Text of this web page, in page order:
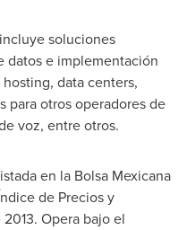
soluciones
datos e implementación
data centers,
para otros operadores de
voz, entre otros.
en la Bolsa Mexicana
de Precios y
Opera bajo el